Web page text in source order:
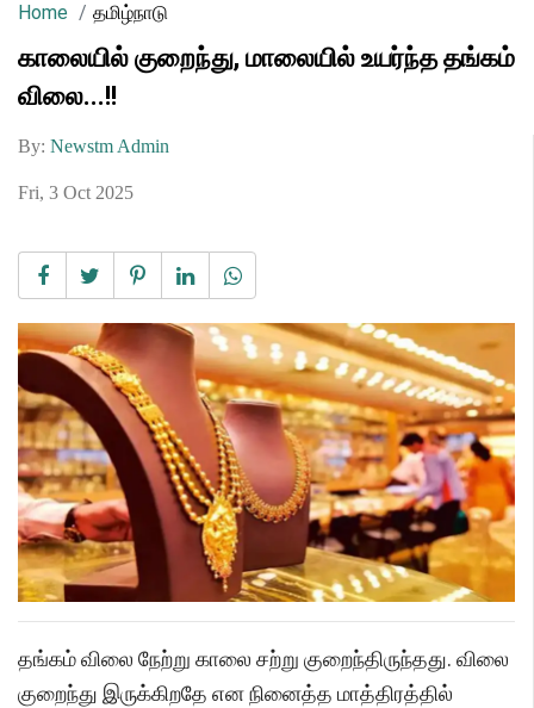
Home தமிழ்நாடு
காலையில் குறைந்து, மாலையில் உயர்ந்த தங்கம்
விலை...!!
By: Newstm Admin
Fri, 3 Oct 2025
தங்கம் விலை நேற்று காலை சற்று குறைந்திருந்தது. விலை
குறைந்து இருக்கிறதே என நினைத்த மாத்திரத்தில்